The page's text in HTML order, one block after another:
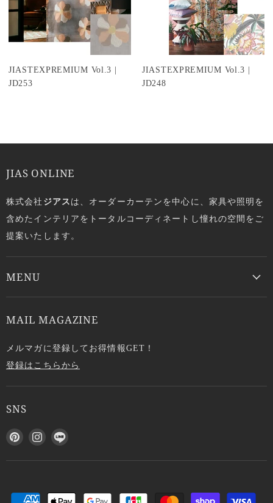
JIASTEXPREMIUM Vol.3 |
JD253
JIASTEXPREMIUM Vol.3 |
JD248
JIAS ONLINE
株式会社 ジアスは、オーダーカーテンを中心に、家具や照明を
含めたインテリアをトータルコーディネートし憧れの空間をご
提案いたします。
MENU
MAIL MAGAZINE
メルマガに登録してお得情報GET！
登録はこちらから
SNS
P
n
I
s
L
N